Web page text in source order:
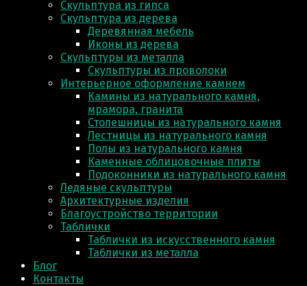
Скульптура из гипса
Скульптура из деревa
Деревянная мебель
Иконы из дерева
Скульптуры из металла
Скульптуры из проволоки
Интерьерное оформление камнем
Камины из натурального камня,
мрамора, гранита
Столешницы из натурального камня
Лестницы из натурального камня
Полы из натурального камня
Каменные облицовочные плиты
Подоконники из натурального камня
Ледяные скульптуры
Архитектурные изделия
Благоустройство территории
Таблички
Таблички из искусственного камня
Таблички из металла
Блог
Контакты